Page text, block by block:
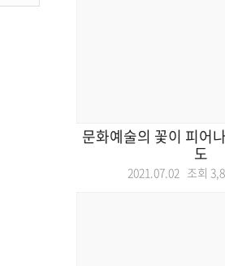
문화예술의 꽃이 피어
도
2021.07.02 조회